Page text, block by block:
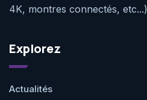
4K, montres connectés, etc...)
Explorez
Actualités